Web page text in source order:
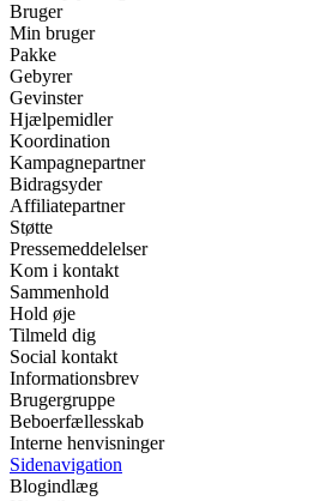
Bruger
Min bruger
Pakke
Gebyrer
Gevinster
Hjælpemidler
Koordination
Kampagnepartner
Bidragsyder
Affiliatepartner
Støtte
Pressemeddelelser
Kom i kontakt
Sammenhold
Hold øje
Tilmeld dig
Social kontakt
Informationsbrev
Brugergruppe
Beboerfællesskab
Interne henvisninger
Sidenavigation
Blogindlæg